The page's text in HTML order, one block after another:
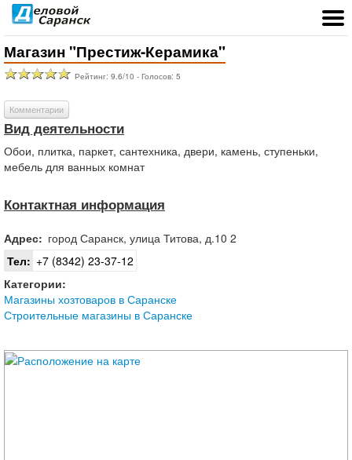
Магазин "Престиж-Керамика"
Рейтинг: 9.6/10 - Голосов: 5
Комментарии
Вид деятельности
Обои, плитка, паркет, сантехника, двери, камень, ступеньки,
мебель для ванных комнат
Контактная информация
Адрес: город Саранск, улица Титова, д.10 2
Тел: +7 (8342) 23-37-12
Категории:
Магазины хозтоваров в Саранске
Строительные магазины в Саранске